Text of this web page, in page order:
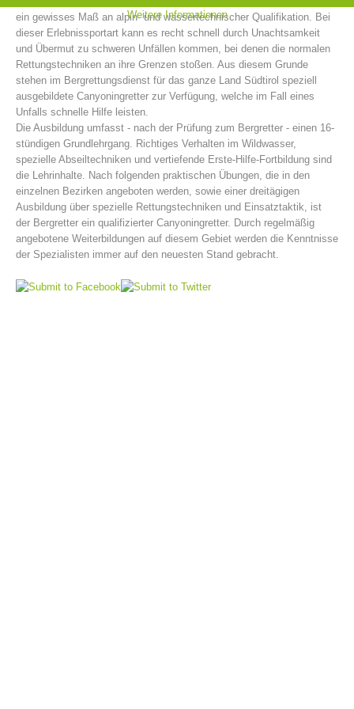
Bergrettungsstellen
ein gewisses Maß an alpin- und wassertechnischer Qualifikation. Bei
dieser Erlebnissportart kann es recht schnell durch Unachtsamkeit
und Übermut zu schweren Unfällen kommen, bei denen die normalen
Rettungstechniken an ihre Grenzen stoßen. Aus diesem Grunde
stehen im Bergrettungsdienst für das ganze Land Südtirol speziell
ausgebildete Canyoningretter zur Verfügung, welche im Fall eines
Unfalls schnelle Hilfe leisten.
Die Ausbildung umfasst - nach der Prüfung zum Bergretter - einen 16-
stündigen Grundlehrgang. Richtiges Verhalten im Wildwasser,
spezielle Abseiltechniken und vertiefende Erste-Hilfe-Fortbildung sind
die Lehrinhalte. Nach folgenden praktischen Übungen, die in den
einzelnen Bezirken angeboten werden, sowie einer dreitägigen
Ausbildung über spezielle Rettungstechniken und Einsatztaktik, ist
der Bergretter ein qualifizierter Canyoningretter. Durch regelmäßig
angebotene Weiterbildungen auf diesem Gebiet werden die Kenntnisse
der Spezialisten immer auf den neuesten Stand gebracht.
Weitere Informationen